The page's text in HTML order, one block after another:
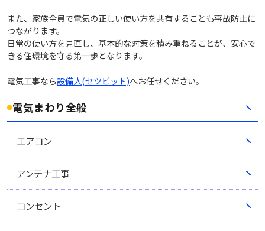
また、家族全員で電気の正しい使い方を共有することも事故防止に
つながります。
日常の使い方を見直し、基本的な対策を積み重ねることが、安心で
きる住環境を守る第一歩となります。
電気工事なら設備人(セツビット)へお任せください。
電気まわり全般
エアコン
アンテナ工事
コンセント